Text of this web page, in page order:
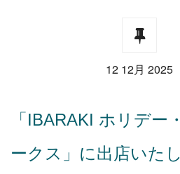
12 12月 2025
「IBARAKI ホリデー
ークス」に出店いた